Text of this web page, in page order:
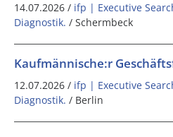
14.07.2026 / ifp | Executive
Diagnostik. / Schermbeck
Kaufmännische:r
12.07.2026 / ifp | Executive
Diagnostik. / Berlin